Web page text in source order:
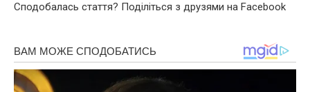
Сподобалась стаття? Поділіться з друзями на Facebook